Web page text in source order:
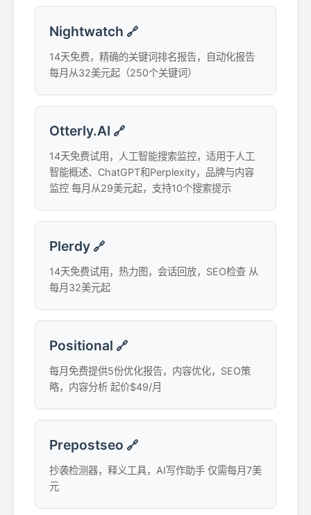
Nightwatch 🔗
14天免费，精确的关键词排名报告，自动化报告
每月从32美元起（250个关键词）
Otterly.AI 🔗
14天免费试用，人工智能搜索监控，适用于人工
智能概述、ChatGPT和Perplexity，品牌与内容
监控 每月从29美元起，支持10个搜索提示
Plerdy 🔗
14天免费试用，热力图，会话回放，SEO检查 从
每月32美元起
Positional 🔗
每月免费提供5份优化报告，内容优化，SEO策
略，内容分析 起价$49/月
Prepostseo 🔗
抄袭检测器，释义工具，AI写作助手 仅需每月7美
元